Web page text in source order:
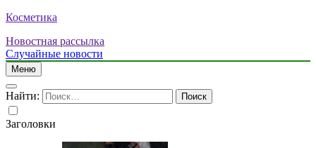
Косметика
Новостная рассылка
Случайные новости
Меню
Найти:
Заголовки